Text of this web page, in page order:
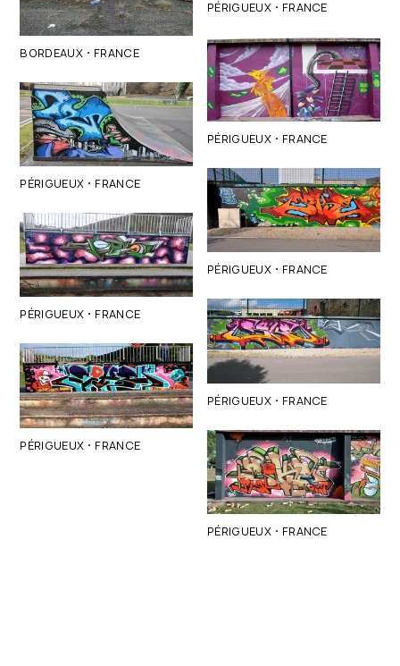
BORDEAUX · FRANCE
PÉRIGUEUX · FRANCE
PÉRIGUEUX · FRANCE
PÉRIGUEUX · FRANCE
PÉRIGUEUX · FRANCE
PÉRIGUEUX · FRANCE
PÉRIGUEUX · FRANCE
PÉRIGUEUX · FRANCE
PÉRIGUEUX · FRANCE